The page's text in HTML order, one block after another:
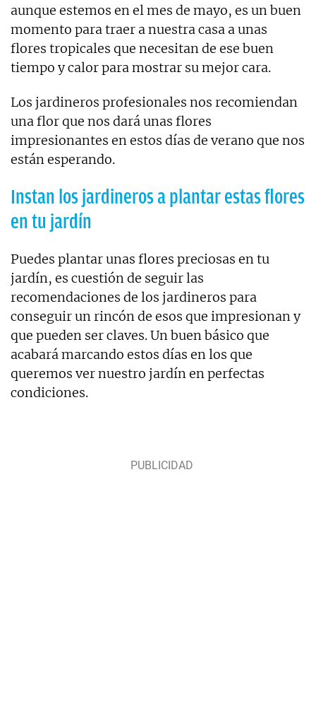
aunque estemos en el mes de mayo, es un buen
momento para traer a nuestra casa a unas
flores tropicales que necesitan de ese buen
tiempo y calor para mostrar su mejor cara.
Los jardineros profesionales nos recomiendan
una flor que nos dará unas flores
impresionantes en estos días de verano que nos
están esperando.
Instan los jardineros a plantar estas flores
en tu jardín
Puedes plantar unas flores preciosas en tu
jardín, es cuestión de seguir las
recomendaciones de los jardineros para
conseguir un rincón de esos que impresionan y
que pueden ser claves. Un buen básico que
acabará marcando estos días en los que
queremos ver nuestro jardín en perfectas
condiciones.